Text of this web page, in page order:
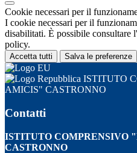
Cookie necessari per il
I cookie necessari per il
disabilitati. È possibile consultare
policy.
Accetta tutti Salva le preferenze
ISTITUTO
AMICIS" CASTRONNO
Contatti
ISTITUTO COMPRENSIVO
CASTRONNO